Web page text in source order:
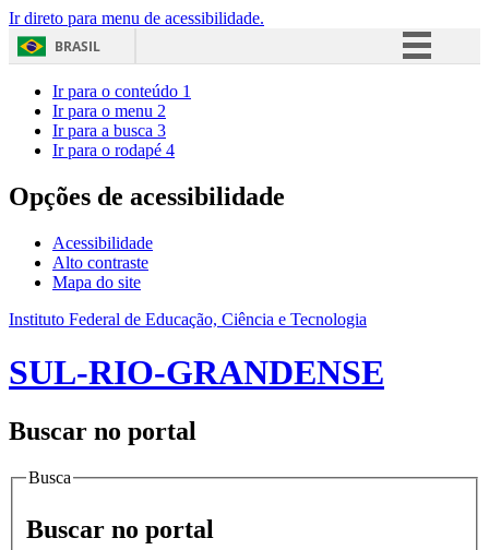
Ir direto para menu de acessibilidade.
BRASIL
Acesso à informação
Ir para o conteúdo 1
Ir para o menu 2
Ir para a busca 3
Ir para o rodapé 4
Opções de acessibilidade
Acessibilidade
Alto contraste
Mapa do site
Instituto Federal de Educação, Ciência e Tecnologia
SUL-RIO-GRANDENSE
Buscar no portal
Busca
Buscar no portal